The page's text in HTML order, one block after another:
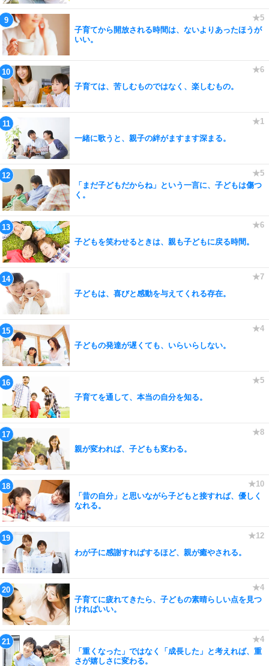
子育てから開放される時間は、ないよりあったほうが
いい。
子育ては、苦しむものではなく、楽しむもの。
一緒に歌うと、親子の絆がますます深まる。
「まだ子どもだからね」という一言に、子どもは傷つ
く。
子どもを笑わせるときは、親も子どもに戻る時間。
子どもは、喜びと感動を与えてくれる存在。
子どもの発達が遅くても、いらいらしない。
子育てを通して、本当の自分を知る。
親が変われば、子どもも変わる。
「昔の自分」と思いながら子どもと接すれば、優しく
なれる。
わが子に感謝すればするほど、親が癒やされる。
子育てに疲れてきたら、子どもの素晴らしい点を見つ
ければいい。
「重くなった」ではなく「成長した」と考えれば、重
さが嬉しさに変わる。